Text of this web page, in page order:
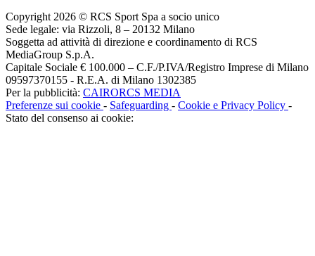
Copyright 2026 © RCS Sport Spa a socio unico
Sede legale: via Rizzoli, 8 – 20132 Milano
Soggetta ad attività di direzione e coordinamento di RCS
MediaGroup S.p.A.
Capitale Sociale € 100.000 – C.F./P.IVA/Registro Imprese di Milano
09597370155 - R.E.A. di Milano 1302385
Per la pubblicità: CAIRORCS MEDIA
Preferenze sui cookie - Safeguarding - Cookie e Privacy Policy -
Stato del consenso ai cookie: